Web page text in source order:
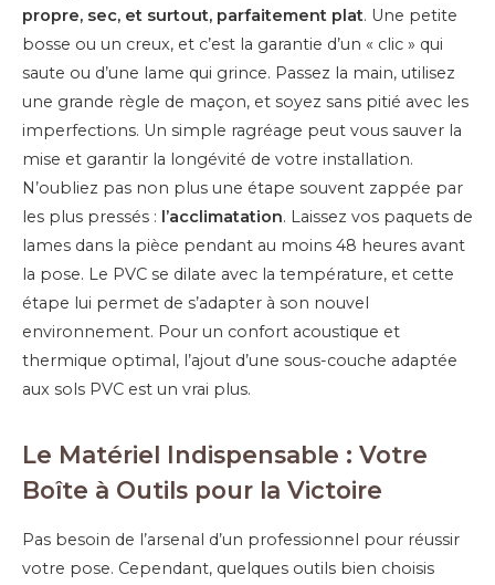
propre, sec, et surtout, parfaitement plat. Une petite
bosse ou un creux, et c’est la garantie d’un « clic » qui
saute ou d’une lame qui grince. Passez la main, utilisez
une grande règle de maçon, et soyez sans pitié avec les
imperfections. Un simple ragréage peut vous sauver la
mise et garantir la longévité de votre installation.
N’oubliez pas non plus une étape souvent zappée par
les plus pressés : l’acclimatation. Laissez vos paquets de
lames dans la pièce pendant au moins 48 heures avant
la pose. Le PVC se dilate avec la température, et cette
étape lui permet de s’adapter à son nouvel
environnement. Pour un confort acoustique et
thermique optimal, l’ajout d’une sous-couche adaptée
aux sols PVC est un vrai plus.
Le Matériel Indispensable : Votre
Boîte à Outils pour la Victoire
Pas besoin de l’arsenal d’un professionnel pour réussir
votre pose. Cependant, quelques outils bien choisis